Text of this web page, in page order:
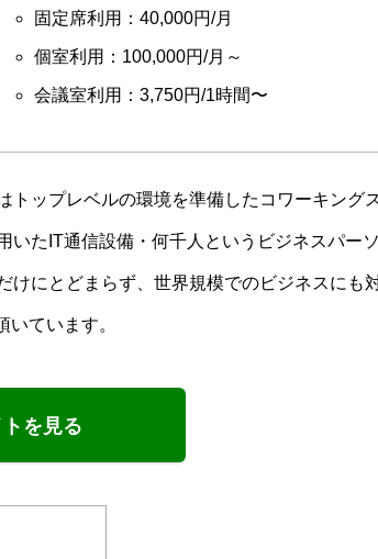
固定席利用：40,000円/月
個室利用：100,000円/月～
会議室利用：3,750円/1時間〜
トップレベルの環境を準備したコワーキング
たIT通信設備・何千人というビジネスパー
にとどまらず、世界規模でのビジネスにも
ています。
を見る